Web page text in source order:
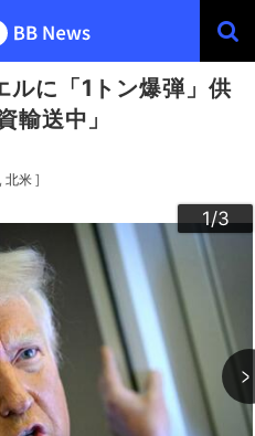
ルに「1トン爆弾」供
輸送中」
北米 ]
1/3
2/3
3/3